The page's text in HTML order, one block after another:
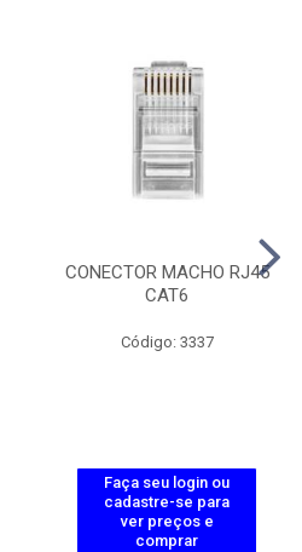
CONECTOR MACHO RJ45
CAT6
Código: 3337
Faça seu login ou
cadastre-se para
ver preços e
comprar